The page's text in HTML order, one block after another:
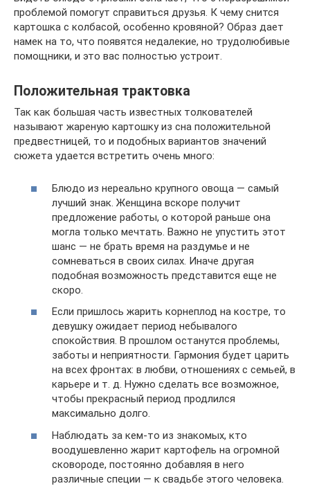
проблемой помогут справиться друзья. К чему снится
картошка с колбасой, особенно кровяной? Образ дает
намек на то, что появятся недалекие, но трудолюбивые
помощники, и это вас полностью устроит.
Положительная трактовка
Так как большая часть известных толкователей
называют жареную картошку из сна положительной
предвестницей, то и подобных вариантов значений
сюжета удается встретить очень много:
Блюдо из нереально крупного овоща — самый
лучший знак. Женщина вскоре получит
предложение работы, о которой раньше она
могла только мечтать. Важно не упустить этот
шанс — не брать время на раздумье и не
сомневаться в своих силах. Иначе другая
подобная возможность представится еще не
скоро.
Если пришлось жарить корнеплод на костре, то
девушку ожидает период небывалого
спокойствия. В прошлом останутся проблемы,
заботы и неприятности. Гармония будет царить
на всех фронтах: в любви, отношениях с семьей, в
карьере и т. д. Нужно сделать все возможное,
чтобы прекрасный период продлился
максимально долго.
Наблюдать за кем-то из знакомых, кто
воодушевленно жарит картофель на огромной
сковороде, постоянно добавляя в него
различные специи — к свадьбе этого человека.